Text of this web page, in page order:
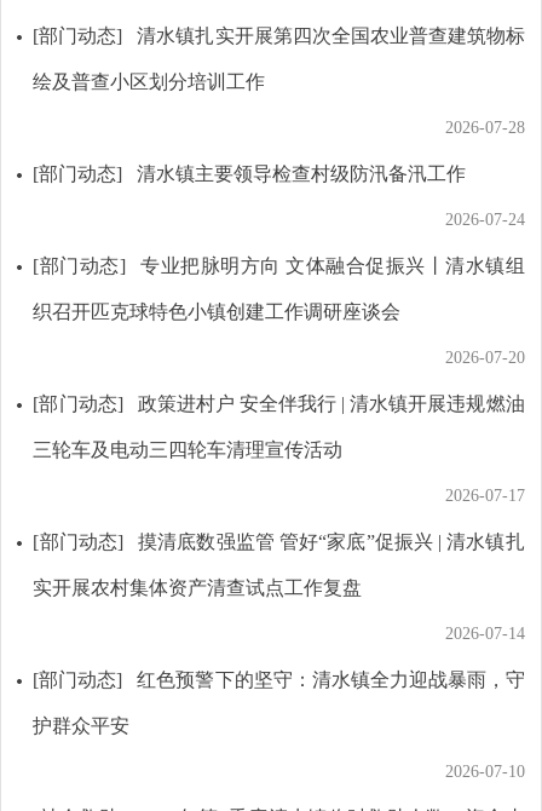
[部门动态] 清水镇扎实开展第四次全国农业普查建筑物标
绘及普查小区划分培训工作
2026-07-28
[部门动态] 清水镇主要领导检查村级防汛备汛工作
2026-07-24
[部门动态] 专业把脉明方向 文体融合促振兴丨清水镇组
织召开匹克球特色小镇创建工作调研座谈会
2026-07-20
[部门动态] 政策进村户 安全伴我行 | 清水镇开展违规燃油
三轮车及电动三四轮车清理宣传活动
2026-07-17
[部门动态] 摸清底数强监管 管好“家底”促振兴 | 清水镇扎
实开展农村集体资产清查试点工作复盘
2026-07-14
[部门动态] 红色预警下的坚守：清水镇全力迎战暴雨，守
护群众平安
2026-07-10